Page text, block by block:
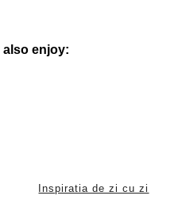
also enjoy:
Inspiratia de zi cu zi